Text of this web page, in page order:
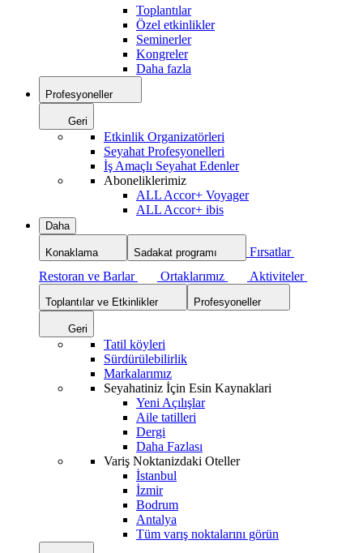
Toplantılar
Özel etkinlikler
Seminerler
Kongreler
Daha fazla
Profesyoneller
Geri
Etkinlik Organizatörleri
Seyahat Profesyonelleri
İş Amaçlı Seyahat Edenler
Aboneliklerimiz
ALL Accor+ Voyager
ALL Accor+ ibis
Daha
Konaklama Sadakat programı
Fırsatlar
Restoran ve Barlar
Ortaklarımız Aktiviteler
Toplantılar ve Etkinlikler Profesyoneller
Geri
Tatil köyleri
Sürdürülebilirlik
Markalarımız
Seyahatiniz İçin Esin Kaynaklari
Yeni Açılışlar
Aile tatilleri
Dergi
Daha Fazlası
Variş Noktanizdaki Oteller
İstanbul
İzmir
Bodrum
Antalya
Tüm varış noktalarını görün